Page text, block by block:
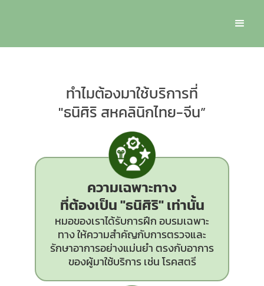
ทำไมต้องมาใช้บริการที่
"ธนิศิริ สหคลินิกไทย-จีน”
ความเฉพาะทาง
ที่ต้องเป็น"ธนิศิริ"เท่านั้น
หมอของเราได้รับการฝึก อบรมเฉพาะ
ทาง ให้ความสำคัญกับการตรวจและ
รักษาอาการอย่างแม่นยำ ตรงกับอาการ
ของผู้มาใช้บริการ เช่น โรคสตรี